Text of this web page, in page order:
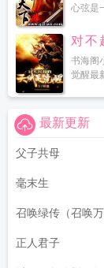
心弦是
对不
书海阁
觉醒最
最新更新
父子共母
毫末生
召唤绿传（召唤万
正人君子